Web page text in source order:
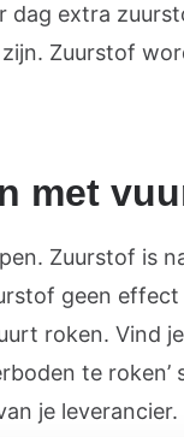
dag extra
Zuurstof
met
Zuurstof is
geen effect
roken. Vind
te roken’
je leverancier.